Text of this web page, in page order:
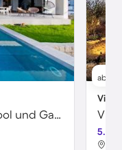
Villa mit Terrasse, privatem Pool und Garten
ab
Villa
5.0